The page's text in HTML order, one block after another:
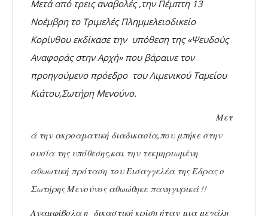
Μετά από τρεις αναβολές ,την Πέμπτη 13
Νοέμβρη το Τριμελές Πλημμελειοδικείο
Κορίνθου εκδίκασε την υπόθεση της «Ψευδούς
Αναφοράς στην Αρχή» που βάραινε τον
προηγούμενο πρόεδρο του Λιμενικού Ταμείου
Κιάτου,Σωτήρη Μενούνο.
Μετ
ά την ακροαματική διαδικασία,που μπήκε στην
ουσία της υπόθεσης,και την τεκμηριωμένη
αθωωτική πρόταση του Εισαγγελέα της Έδρας ο
Σωτήρης Μενούνος αθωώθηκε πανηγυρικά !!
Αναμφίβολα η δικαστική κρίση ήταν μια μεγάλη